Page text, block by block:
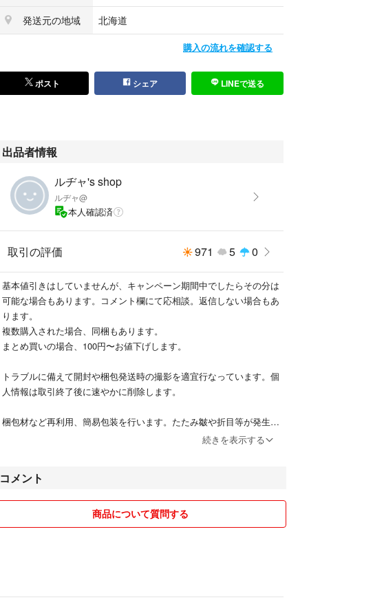
発送元の地域
北海道
購入の流れを確認する
ポスト シェア LINEで送る
出品者情報
ルヂャ's shop
ルヂャ@
本人確認済
取引の評価 971 5 0
基本値引きはしていませんが、キャンペーン期間中でしたらその分は
可能な場合もあります。コメント欄にて応相談。返信しない場合もあ
ります。
複数購入された場合、同梱もあります。
まとめ買いの場合、100円〜お値下げします。
トラブルに備えて開封や梱包発送時の撮影を適宜行なっています。個
人情報は取引終了後に速やかに削除します。
梱包材など再利用、簡易包装を行います。たたみ皺や折目等が発生す
る事もあります。気にされる方は購入をお控え下さい。
にお問い合わせください。
スマホの性能や光源によって実物と画像の色み等が異なる場合があり
続きを表示する
コメント
商品について質問する